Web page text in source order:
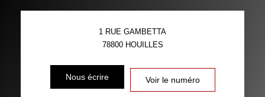
1 RUE GAMBETTA
78800 HOUILLES
Nous écrire Voir le numéro